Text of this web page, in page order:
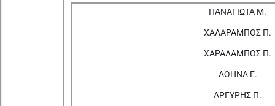
ΠΑΝΑΓΙΩΤΑ Μ.
ΧΑΛΑΡΑΜΠΟΣ Π.
ΧΑΡΑΛΑΜΠΟΣ Π.
ΑΘΗΝΑ Ε.
ΑΡΓΥΡΗΣ Π.